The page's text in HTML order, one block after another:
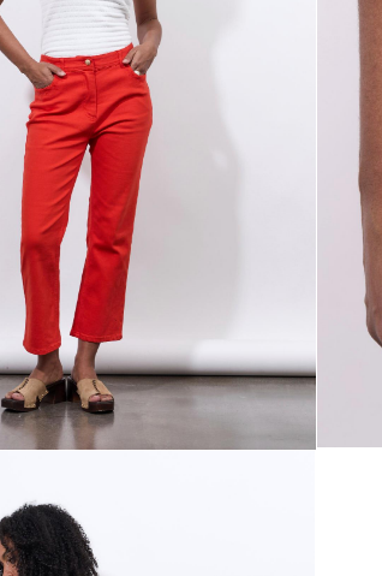
Livraison rapideen 2 jours à domicile
Point Relaisdès 99€*